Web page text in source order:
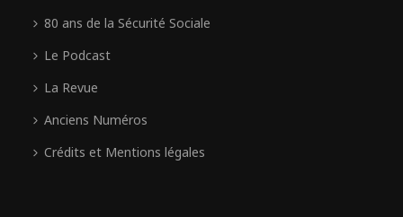
80 ans de la Sécurité Sociale
Le Podcast
La Revue
Anciens Numéros
Crédits et Mentions légales